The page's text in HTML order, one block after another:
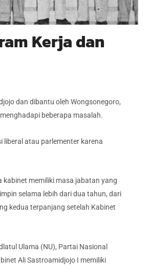
Kerja dan
dan dibantu oleh Wongsonegoro,
beberapa masalah.
liberal atau parlementer karena
memiliki masa jabatan yang
selama lebih dari dua tahun, dari
kedua terpanjang setelah Kabinet
Ulama (NU), Partai Nasional
Ali Sastroamidjojo I memiliki